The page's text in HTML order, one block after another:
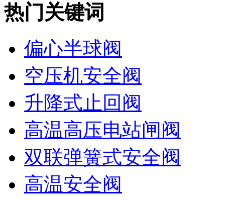
热门关键词
偏心半球阀
空压机安全阀
升降式止回阀
高温高压电站闸阀
双联弹簧式安全阀
高温安全阀